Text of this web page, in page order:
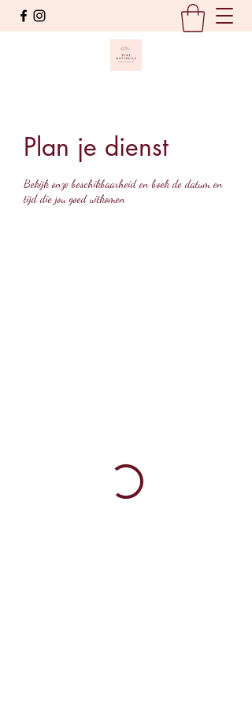
Plan je dienst
Bekijk onze beschikbaarheid en boek de datum en
tijd die jou goed uitkomen